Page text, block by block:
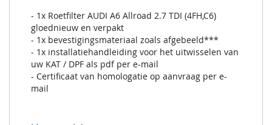
- 1x Roetfilter AUDI A6 Allroad 2.7 TDI (4FH,C6)
gloednieuw en verpakt
- 1x bevestigingsmateriaal zoals afgebeeld***
- 1x installatiehandleiding voor het uitwisselen van
uw KAT / DPF als pdf per e-mail
- Certificaat van homologatie op aanvraag per e-
mail